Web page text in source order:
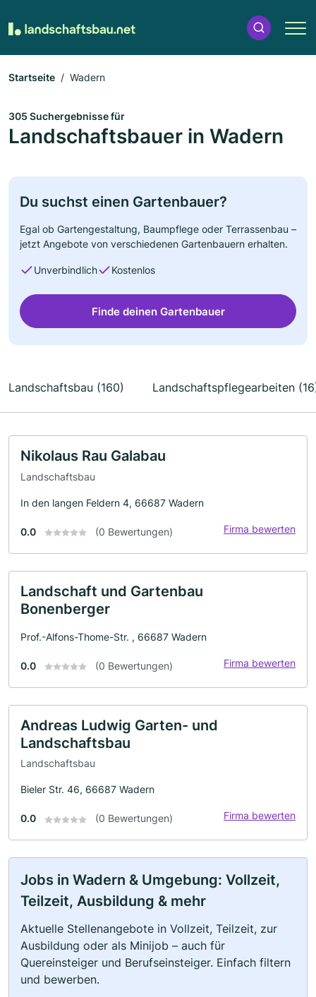
Startseite Wadern
305 Suchergebnisse für
Landschaftsbauer in Wadern
Du suchst einen Gartenbauer?
Egal ob Gartengestaltung, Baumpflege oder Terrassenbau –
jetzt Angebote von verschiedenen Gartenbauern erhalten.
Unverbindlich Kostenlos
Finde deinen Gartenbauer
Landschaftsbau (160) Landschaftspflegearbeiten
Nikolaus Rau Galabau
Landschaftsbau
In den langen Feldern 4, 66687 Wadern
0.0 (0 Bewertungen) Firma bewerten
Landschaft und Gartenbau
Bonenberger
Prof.-Alfons-Thome-Str. , 66687 Wadern
0.0 (0 Bewertungen) Firma bewerten
Andreas Ludwig Garten- und
Landschaftsbau
Landschaftsbau
Bieler Str. 46, 66687 Wadern
0.0 (0 Bewertungen) Firma bewerten
Jobs in Wadern & Umgebung: Vollzeit,
Teilzeit, Ausbildung & mehr
Aktuelle Stellenangebote in Vollzeit, Teilzeit, zur
Ausbildung oder als Minijob – auch für
Quereinsteiger und Berufseinsteiger. Einfach filtern
und bewerben.